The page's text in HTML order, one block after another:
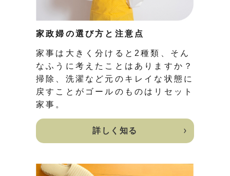
家政婦の選び方と注意点
家事は大きく分けると2種類、そん
なふうに考えたことはありますか？
掃除、洗濯など元のキレイな状態に
戻すことがゴールのものはリセット
家事。
詳しく知る